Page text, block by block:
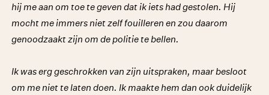
hij me aan om toe te geven dat ik iets had gestolen. Hij
mocht me immers niet zelf fouilleren en zou daarom
genoodzaakt zijn om de politie te bellen.
Ik was erg geschrokken van zijn uitspraken, maar besloot
om me niet te laten doen. Ik maakte hem dan ook duidelijk